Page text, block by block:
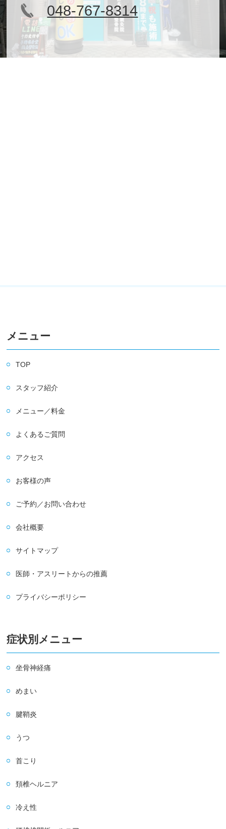
048-767-8314
メニュー
TOP
スタッフ紹介
メニュー／料金
よくあるご質問
アクセス
お客様の声
ご予約／お問い合わせ
会社概要
サイトマップ
医師・アスリートからの推薦
プライバシーポリシー
症状別メニュー
坐骨神経痛
めまい
腱鞘炎
うつ
首こり
頚椎ヘルニア
冷え性